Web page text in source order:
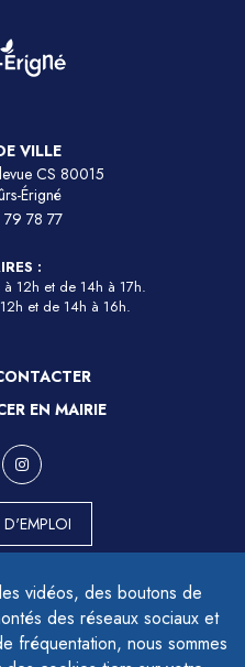
vidéos, des boutons de
des réseaux sociaux et
fréquentation, nous sommes
VILLE
CS 80015
Érigné
78 77
:
12h et de 14h à 17h.
et de 14h à 16h.
EN MAIRIE
D'EMPLOI
CONFORME
SITE
LÉGALES